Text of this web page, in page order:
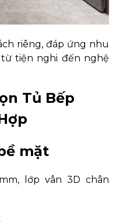
riêng, đáp ứng nhu
tiện nghi đến nghệ
Tủ Bếp
mặt
lớp vân 3D chân